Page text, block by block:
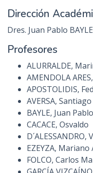
Dirección
Dres. Juan Pablo
Profesores
ALURRALDE,
AMENDOLA
APOSTOLIDIS,
AVERSA, Santiago
BAYLE, Juan Pablo
CACACE, Osvaldo
D´ALESSANDRO,
EZEYZA, Mariano
FOLCO, Carlos